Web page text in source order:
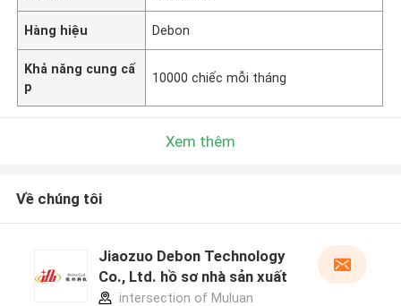
Hàng hiệu Debon
Khả năng cung cấ
p
10000 chiếc mỗi tháng
Xem thêm
Về chúng tôi
Jiaozuo Debon Technology
Co., Ltd. hồ sơ nhà sản xuất
intersection of Muluan